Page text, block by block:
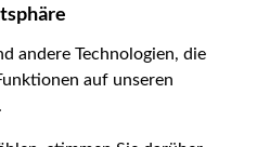
Datenschutzerklärung